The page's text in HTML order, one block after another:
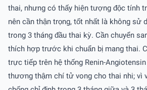
thai, nhưng có thấy hiện tượng độc tính
nên cần thận trọng, tốt nhất là không sử
trong 3 tháng đầu thai kỳ. Cần chuyển
thích hợp trước khi chuẩn bị mang thai.
trực tiếp trên hệ thống Renin-
thương thậm chí tử vong cho thai nhi; vì